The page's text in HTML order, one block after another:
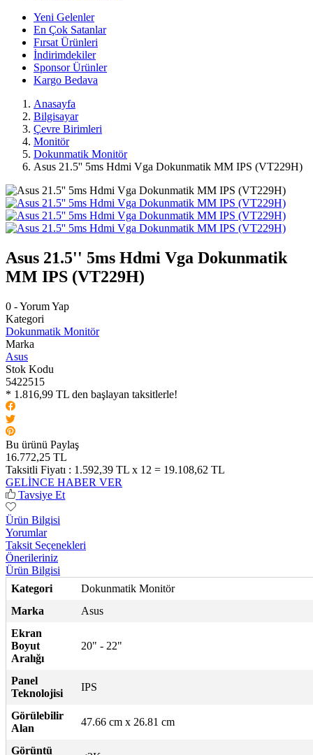
Yeni Gelenler
En Çok Satanlar
Fırsat Ürünleri
İndirimdekiler
Sponsor Ürünler
Kargo Bedava
Anasayfa
Bilgisayar
Çevre Birimleri
Monitör
Dokunmatik Monitör
Asus 21.5'' 5ms Hdmi Vga Dokunmatik MM IPS (VT229H)
Asus 21.5'' 5ms Hdmi Vga Dokunmatik
MM IPS (VT229H)
0 - Yorum Yap
Kategori
Dokunmatik Monitör
Marka
Asus
Stok Kodu
5422515
* 1.816,99 TL den başlayan taksitlerle!
Bu ürünü Paylaş
16.772,25 TL
Taksitli Fiyatı : 1.592,39 TL x 12 = 19.108,62 TL
GELİNCE HABER VER
Tavsiye Et
Ürün Bilgisi
Yorumlar
Taksit Seçenekleri
Önerileriniz
Ürün Bilgisi
Kategori
Dokunmatik Monitör
Marka
Asus
Ekran
Boyut
Aralığı
20" - 22"
Panel
Teknolojisi
IPS
Görülebilir
Alan
47.66 cm x 26.81 cm
Görüntü